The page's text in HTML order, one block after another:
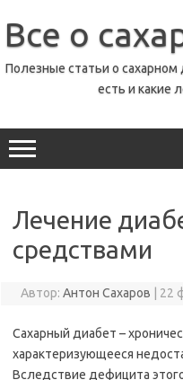
содержимому
Все о
Полезные статьи о
есть и какие
Лечение
средствами
Автор: Антон Сахаров 22
Сахарный диабет –
характеризующееся
Вследствие дефицита